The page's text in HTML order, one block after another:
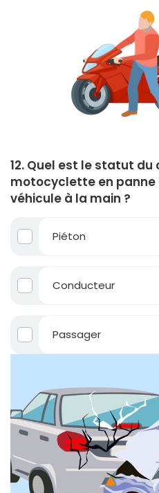
12. Quel est le statut
motocyclette en panne
véhicule à la main ?
Piéton
Conducteur
Passager